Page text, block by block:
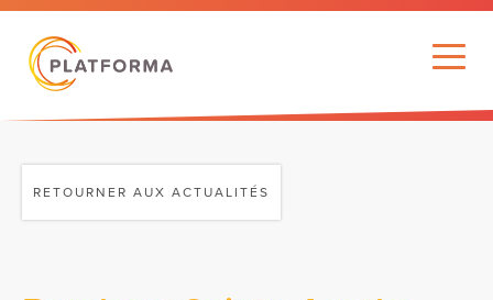
RETOURNER AUX ACTUALITÉS